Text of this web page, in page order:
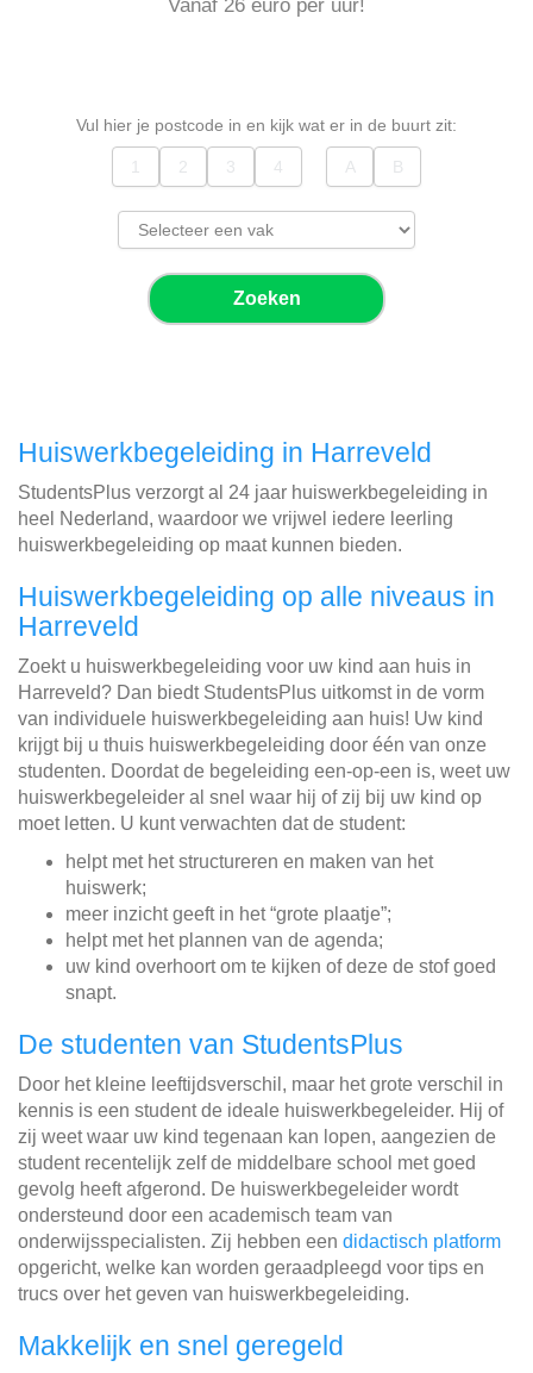
Vanaf 26 euro per uur!
Vul hier je postcode in en kijk wat er in de buurt zit:
Zoeken
Huiswerkbegeleiding in Harreveld
StudentsPlus verzorgt al 24 jaar huiswerkbegeleiding in
heel Nederland, waardoor we vrijwel iedere leerling
huiswerkbegeleiding op maat kunnen bieden.
Huiswerkbegeleiding op alle niveaus in
Harreveld
Zoekt u huiswerkbegeleiding voor uw kind aan huis in
Harreveld? Dan biedt StudentsPlus uitkomst in de vorm
van individuele huiswerkbegeleiding aan huis! Uw kind
krijgt bij u thuis huiswerkbegeleiding door één van onze
studenten. Doordat de begeleiding een-op-een is, weet uw
huiswerkbegeleider al snel waar hij of zij bij uw kind op
moet letten. U kunt verwachten dat de student:
helpt met het structureren en maken van het
huiswerk;
meer inzicht geeft in het “grote plaatje”;
helpt met het plannen van de agenda;
uw kind overhoort om te kijken of deze de stof goed
snapt.
De studenten van StudentsPlus
Door het kleine leeftijdsverschil, maar het grote verschil in
kennis is een student de ideale huiswerkbegeleider. Hij of
zij weet waar uw kind tegenaan kan lopen, aangezien de
student recentelijk zelf de middelbare school met goed
gevolg heeft afgerond. De huiswerkbegeleider wordt
ondersteund door een academisch team van
onderwijsspecialisten. Zij hebben een didactisch platform
opgericht, welke kan worden geraadpleegd voor tips en
trucs over het geven van huiswerkbegeleiding.
Makkelijk en snel geregeld